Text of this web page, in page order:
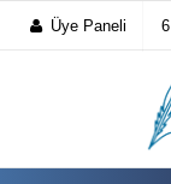
Üye Paneli